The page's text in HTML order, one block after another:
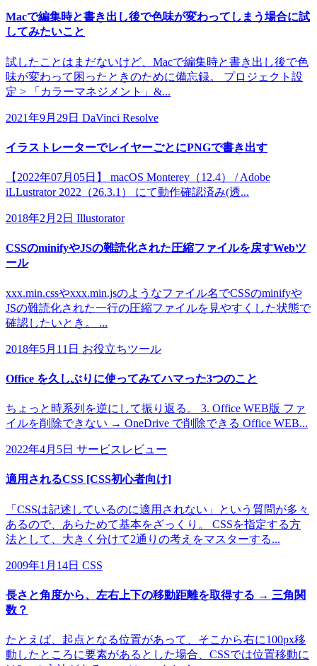
Macで編集時と書き出し後で色味が変わってしまう場合に試
してみたいこと
試したことはまだないけど、Macで編集時と書き出し後で色
味が変わって困ったときのために備忘録。 プロジェクト設
定 > 「カラーマネジメント」&...
2021年9月29日 DaVinci Resolve
イラストレーターでレイヤーごとにPNGで書き出す
【2022年07月05日】 macOS Monterey（12.4） / Adobe
iLLustrator 2022（26.3.1） にて動作確認済み(透...
2018年2月2日 Illustorator
CSSのminifyやJSの難読化された圧縮ファイルを戻すWebツ
ール
xxx.min.cssやxxx.min.jsのようなファイル名でCSSのminifyや
JSの難読化された一行の圧縮ファイルを見やすくした状態で
確認したいとき。 ...
2018年5月11日 お役立ちツール
Office を久しぶりに使ってみてハマった3つのこと
ちょっと時系列を逆にして振り返る。 3. Office WEB版 ファ
イルを削除できない → OneDrive で削除できる Office WEB...
2022年4月5日 サービスレビュー
適用されるCSS [CSS初心者向け]
「CSSは記述しているのに適用されない」という質問が多々
あるので、あらためて基本をざっくり。 CSSを指定する方
法として、大きく分けて2通りの考えをマスターする...
2009年1月14日 CSS
長さと角度から、左右上下の移動距離を取得する → 三角関
数？
たとえば、起点となる位置があって、そこから右に100px移
動したところに要素があるとした場合、CSSでは位置移動に